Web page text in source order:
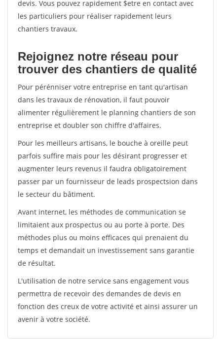
devis. Vous pouvez rapidement $etre en contact avec
les particuliers pour réaliser rapidement leurs
chantiers travaux.
Rejoignez notre réseau pour
trouver des chantiers de qualité
Pour pérénniser votre entreprise en tant qu'artisan
dans les travaux de rénovation, il faut pouvoir
alimenter régulièrement le planning chantiers de son
entreprise et doubler son chiffre d'affaires.
Pour les meilleurs artisans, le bouche à oreille peut
parfois suffire mais pour les désirant progresser et
augmenter leurs revenus il faudra obligatoirement
passer par un fournisseur de leads prospectsion dans
le secteur du bâtiment.
Avant internet, les méthodes de communication se
limitaient aux prospectus ou au porte à porte. Des
méthodes plus ou moins efficaces qui prenaient du
temps et demandait un investissement sans garantie
de résultat.
L'utilisation de notre service sans engagement vous
permettra de recevoir des demandes de devis en
fonction des creux de votre activité et ainsi assurer un
avenir à votre société.